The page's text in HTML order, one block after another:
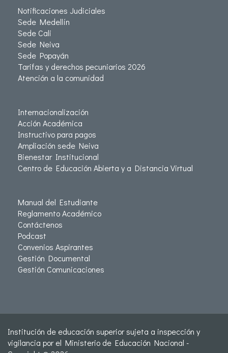
Notificaciones Judiciales
Sede Medellín
Sede Cali
Sede Neiva
Sede Popayán
Tarifas y derechos pecuniarios 2026
Atención a la comunidad
Internacionalización
Acción Académica
Instructivo para pagos
Ampliación sede Neiva
Bienestar Institucional
Centro de Educación Abierta y a Distancia Virtual
Manual del Estudiante
Reglamento Académico
Contáctenos
Podcast
Convenios Aspirantes
Gestión Documental
Gestión Comunicaciones
Institución de educación superior sujeta a inspección y
vigilancia por el Ministerio de Educación Nacional -